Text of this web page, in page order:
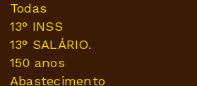
Todas
13° INSS
13° SALÁRIO.
150 anos
Abastecimento